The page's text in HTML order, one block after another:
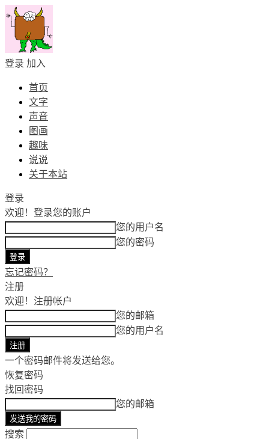
登录 加入
首页
文字
声音
图画
趣味
说说
关于本站
登录
欢迎！ 登录您的账户
您的用户名
您的密码
忘记密码？
注册
欢迎！ 注册帐户
您的邮箱
您的用户名
一个密码邮件将发送给您。
恢复密码
找回密码
您的邮箱
搜索